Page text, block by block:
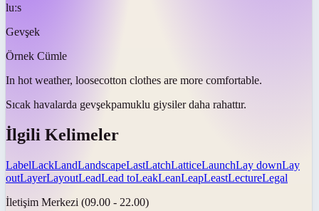
luːs
Gevşek
Örnek Cümle
In hot weather, loosecotton clothes are more comfortable.
Sıcak havalarda gevşekpamuklu giysiler daha rahattır.
İlgili Kelimeler
LabelLackLandLandscapeLastLatchLatticeLaunchLay downLay
outLayerLayoutLeadLead toLeakLeanLeapLeastLectureLegal
İletişim Merkezi (09.00 - 22.00)